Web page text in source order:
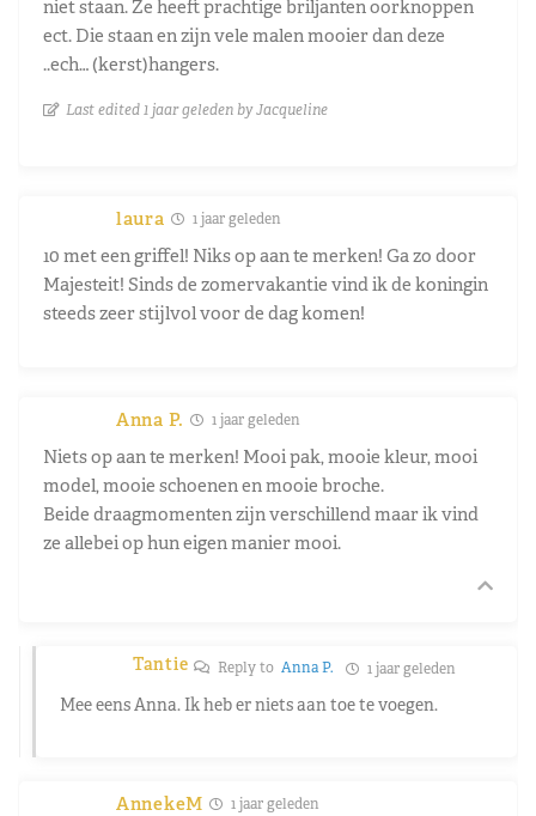
niet staan. Ze heeft prachtige briljanten oorknoppen
ect. Die staan en zijn vele malen mooier dan deze
..ech… (kerst)hangers.
Last edited 1 jaar geleden by Jacqueline
laura 1 jaar geleden
10 met een griffel! Niks op aan te merken! Ga zo door
Majesteit! Sinds de zomervakantie vind ik de koningin
steeds zeer stijlvol voor de dag komen!
Anna P. 1 jaar geleden
Niets op aan te merken! Mooi pak, mooie kleur, mooi
model, mooie schoenen en mooie broche.
Beide draagmomenten zijn verschillend maar ik vind
ze allebei op hun eigen manier mooi.
Tantie Reply toAnna P. 1 jaar geleden
Mee eens Anna. Ik heb er niets aan toe te voegen.
AnnekeM 1 jaar geleden